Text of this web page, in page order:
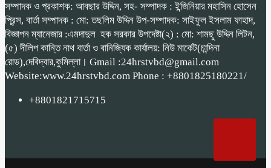
সম্পাদক ও প্রকাশক: আবছার উদ্দিন, সহ- সম্পাদক : ইন্জিনিয়ার মহাসিন হোসেন
প্রিন্স, বার্তা সম্পাদক : মো: তছলিম উদ্দিন উপ-সম্পাদক: সাইফুল ইসলাম ফাহাদ,
বিজ্ঞাপন ম্যানেজার :এমদাদুল হক সরকার উপদেষ্টা(২) : মো: শামছু উদ্দিন লিটন,
(৫) দীলিপ কান্তি নাথ বার্তা ও বানিজ্যিক কার্যালয়: নিউ মার্কেট(চান্দিনা
রোড),দেবিদ্বার,কুমিল্লা। Gmail :24hrstvbd@gmail.com
Website:www.24hrstvbd.com Phone : +8801825180221/
+8801821715715